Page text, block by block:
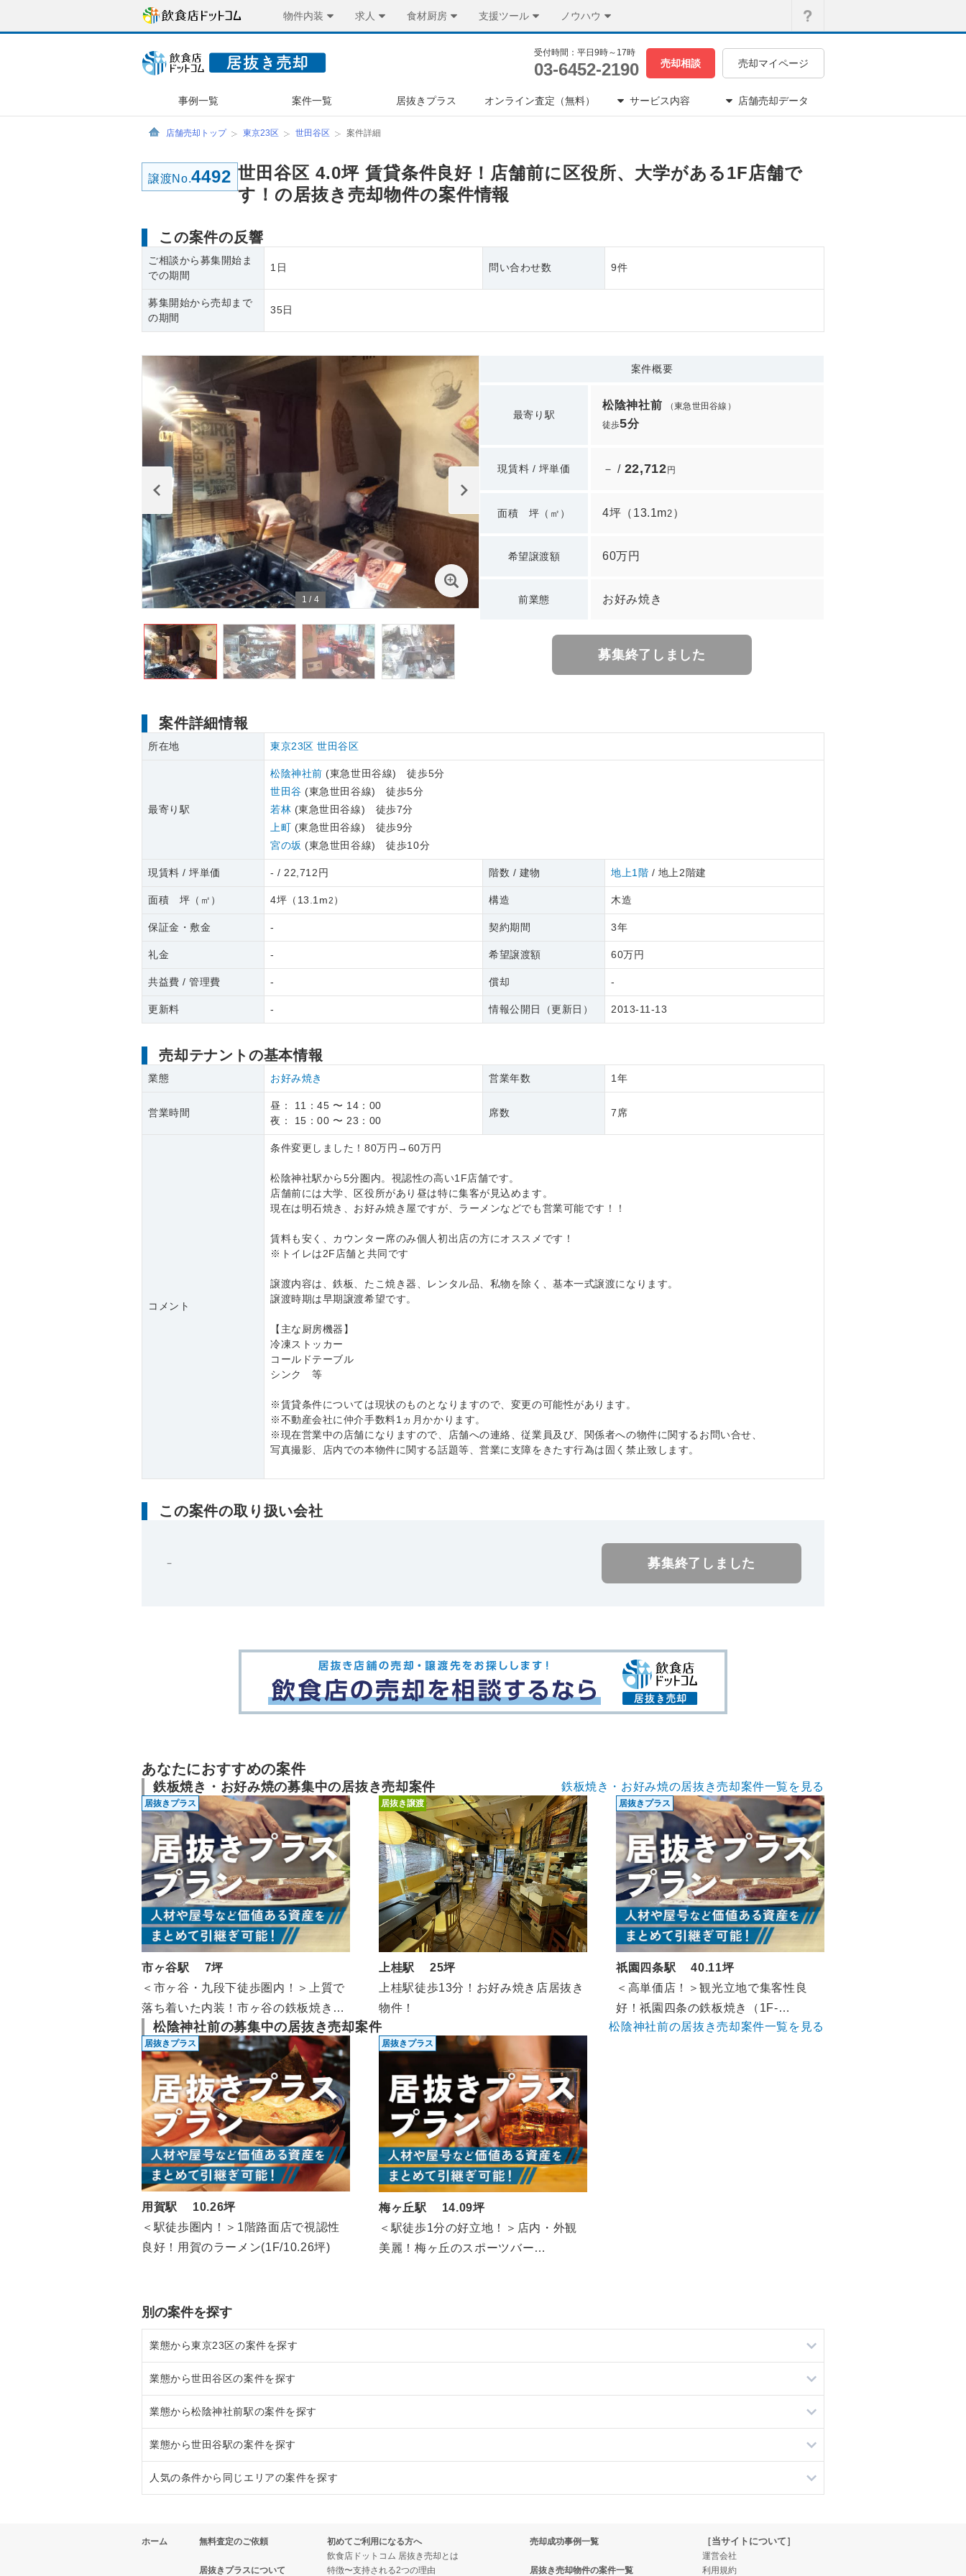
物件内装 求人 食材厨房 支援ツール ノウハウ
受付時間：平日9時～17時
03-6452-2190 売却相談 売却マイページ
事例一覧 案件一覧 居抜きプラス オンライン査定（無料） サービス内容 店舗売却データ
店舗売却トップ 東京23区 世田谷区 案件詳細
譲渡No.4492 世田谷区 4.0坪 賃貸条件良好！店舗前に区役所、大学がある1F店舗で
す！の居抜き売却物件の案件情報
この案件の反響
ご相談から募集開始ま
での期間
1日 問い合わせ数 9件
募集開始から売却まで
の期間
35日
1 / 4
案件概要
最寄り駅
松陰神社前
（東急世田谷線）
徒歩5分
現賃料 / 坪単価 － / 22,712 円
面積 坪（㎡） 4坪 （ 13.1m2 ）
希望譲渡額 60万円
前業態 お好み焼き
募集終了しました
案件詳細情報
所在地 東京23区 世田谷区
最寄り駅
松陰神社前 (東急世田谷線) 徒歩5分
世田谷 (東急世田谷線) 徒歩5分
若林 (東急世田谷線) 徒歩7分
上町 (東急世田谷線) 徒歩9分
宮の坂 (東急世田谷線) 徒歩10分
現賃料 / 坪単価 - / 22,712円 階数 / 建物 地上1階 / 地上2階建
面積 坪（㎡） 4坪 （ 13.1m2 ） 構造 木造
保証金・敷金 - 契約期間 3年
礼金 - 希望譲渡額 60万円
共益費 / 管理費 - 償却 -
更新料 - 情報公開日（更新日） 2013-11-13
売却テナントの基本情報
業態 お好み焼き 営業年数 1年
営業時間
昼： 11：45 〜 14：00
夜： 15：00 〜 23：00
席数 7席
コメント
条件変更しました！80万円→60万円
松陰神社駅から5分圏内。視認性の高い1F店舗です。
店舗前には大学、区役所があり昼は特に集客が見込めます。
現在は明石焼き、お好み焼き屋ですが、ラーメンなどでも営業可能です！！
賃料も安く、カウンター席のみ個人初出店の方にオススメです！
※トイレは2F店舗と共同です
譲渡内容は、鉄板、たこ焼き器、レンタル品、私物を除く、基本一式譲渡になります。
譲渡時期は早期譲渡希望です。
【主な厨房機器】
冷凍ストッカー
コールドテーブル
シンク 等
※賃貸条件については現状のものとなりますので、変更の可能性があります。
※不動産会社に仲介手数料1ヵ月かかります。
※現在営業中の店舗になりますので、店舗への連絡、従業員及び、関係者への物件に関するお問い合せ、
写真撮影、店内での本物件に関する話題等、営業に支障をきたす行為は固く禁止致します。
この案件の取り扱い会社
－ 募集終了しました
あなたにおすすめの案件
鉄板焼き・お好み焼の募集中の居抜き売却案件 鉄板焼き・お好み焼の居抜き売却案件一覧を見る
居抜きプラス
市ヶ谷駅 7坪
＜市ヶ谷・九段下徒歩圏内！＞上質で
落ち着いた内装！市ヶ谷の鉄板焼き
（1F/約7坪）
居抜き譲渡
上桂駅 25坪
上桂駅徒歩13分！お好み焼き店居抜き
物件！
居抜きプラス
祇園四条駅 40.11坪
＜高単価店！＞観光立地で集客性良
好！祇園四条の鉄板焼き（1F-
2F/40.11坪）
松陰神社前の募集中の居抜き売却案件 松陰神社前の居抜き売却案件一覧を見る
居抜きプラス
用賀駅 10.26坪
＜駅徒歩圏内！＞1階路面店で視認性
良好！用賀のラーメン(1F/10.26坪)
居抜きプラス
梅ヶ丘駅 14.09坪
＜駅徒歩1分の好立地！＞店内・外観
美麗！梅ヶ丘のスポーツバー
別の案件を探す
業態から東京23区の案件を探す
東京23区のラーメンの居抜き売却物件の案件一覧
東京23区のフランス料理の居抜き売却物件の案件一覧
東京23区のイタリア料理の居抜き売却物件の案件一覧
東京23区の中華の居抜き売却物件の案件一覧
東京23区の寿司の居抜き売却物件の案件一覧
業態から世田谷区の案件を探す
世田谷区のラーメンの居抜き売却物件の案件一覧
世田谷区のフランス料理の居抜き売却物件の案件一覧
世田谷区のイタリア料理の居抜き売却物件の案件一覧
世田谷区のそば・うどんの居抜き売却物件の案件一覧
業態から松陰神社前駅の案件を探す
松陰神社前駅のラーメンの居抜き売却物件の案件一覧
松陰神社前駅のイタリア料理の居抜き売却物件の案件一覧
松陰神社前駅のアジア料理の居抜き売却物件の案件一覧
業態から世田谷駅の案件を探す
世田谷駅のイタリア料理の居抜き売却物件の案件一覧
人気の条件から同じエリアの案件を探す
世田谷区の1階の飲食店の居抜き売却物件の案件一覧
ホーム 無料査定のご依頼
居抜きプラスについて
初めてご利用になる方へ
飲食店ドットコム 居抜き売却とは
特徴〜支持される2つの理由
売却成功事例一覧
居抜き売却物件の案件一覧
［当サイトについて］
運営会社
利用規約